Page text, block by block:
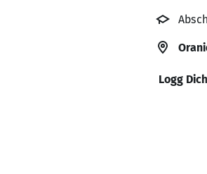
Logg